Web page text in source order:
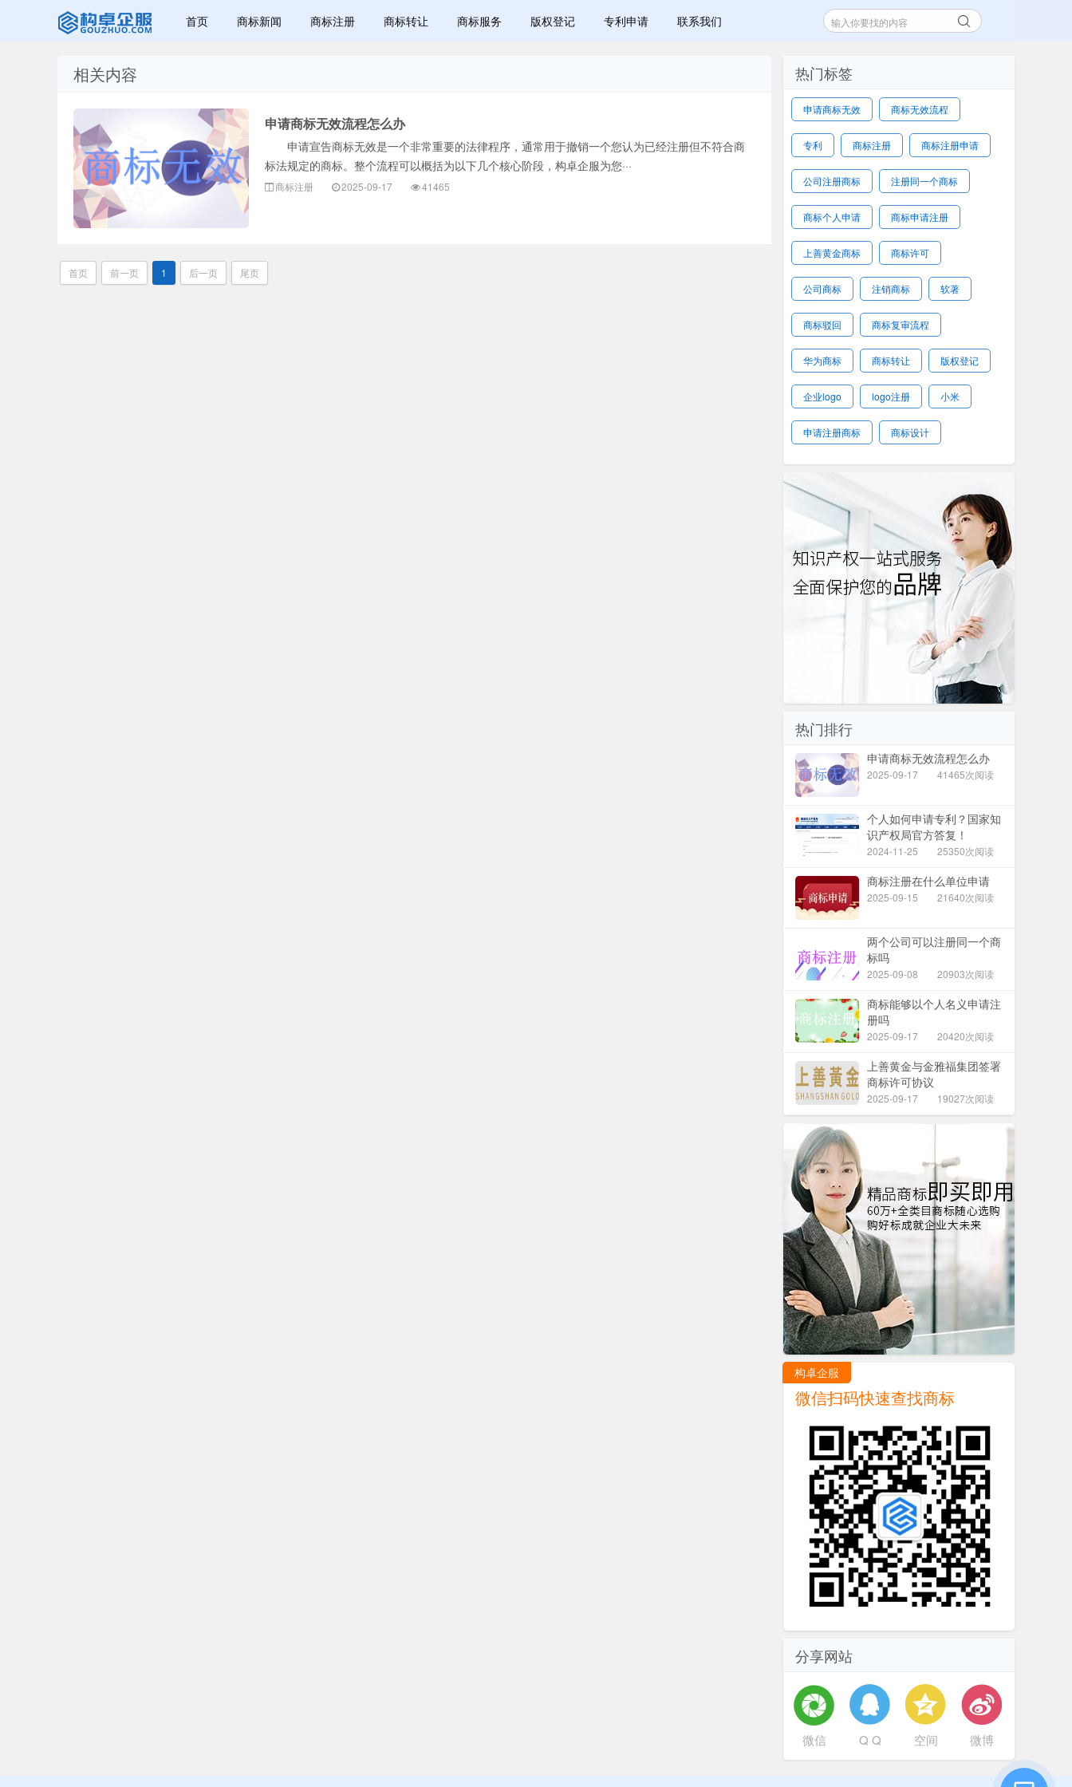
赣州兰之新知
首页 商标新闻 商标注册 商标转让 商标服务 版权登记 专利申请 联系我们
相关内容
申请商标无效流程怎么办
申请宣告商标无效是一个非常重要的法律程序，通常用于撤销一个您认为已经注册但不符合商
标法规定的商标。整个流程可以概括为以下几个核心阶段，构卓企服为您···
商标注册 2025-09-17 41465
首页 前一页 1 后一页 尾页
热门标签
申请商标无效 商标无效流程
专利 商标注册 商标注册申请
公司注册商标 注册同一个商标
商标个人申请 商标申请注册
上善黄金商标 商标许可
公司商标 注销商标 软著
商标驳回 商标复审流程
华为商标 商标转让 版权登记
企业logo logo注册 小米
申请注册商标 商标设计
热门排行
申请商标无效流程怎么办
2025-09-17 41465次阅读
个人如何申请专利？国家知
识产权局官方答复！
2024-11-25 25350次阅读
商标注册在什么单位申请
2025-09-15 21640次阅读
两个公司可以注册同一个商
标吗
2025-09-08 20903次阅读
商标能够以个人名义申请注
册吗
2025-09-17 20420次阅读
上善黄金与金雅福集团签署
商标许可协议
2025-09-17 19027次阅读
构卓企服
微信扫码快速查找商标
分享网站
微信 Q Q 空间 微博